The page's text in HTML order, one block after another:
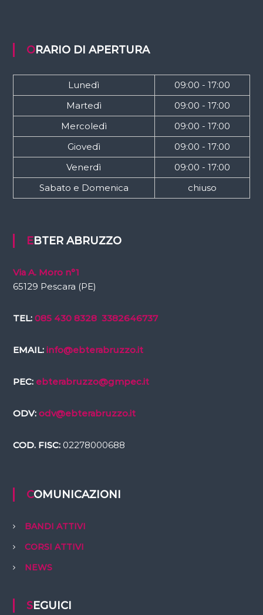
ORARIO DI APERTURA
Lunedì
09:00 - 17:00
Martedì
09:00 - 17:00
Mercoledì
09:00 - 17:00
Giovedì
09:00 - 17:00
Venerdì
09:00 - 17:00
Sabato e Domenica
chiuso
EBTER ABRUZZO
Via A. Moro n°1
65129 Pescara (PE)
TEL: 085 430 8328 3382646737
EMAIL: info@ebterabruzzo.it
PEC: ebterabruzzo@gmpec.it
ODV: odv@ebterabruzzo.it
COD. FISC:02278000688
COMUNICAZIONI
BANDI ATTIVI
CORSI ATTIVI
NEWS
SEGUICI